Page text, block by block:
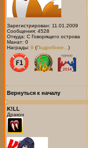
Зарегистрирован: 11.01.2009
Сообщения: 4528
Откуда: С Говорящего острова
Манат: 0
Награды: 9 (Подробнее... )
Вернуться к началу
K!LL
Дракон